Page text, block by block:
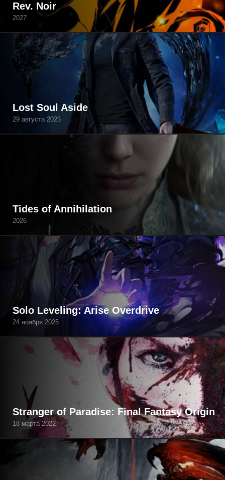
Rev. Noir
2027
Lost Soul Aside
29 августа 2025
Tides of Annihilation
2026
Solo Leveling: Arise Overdrive
24 ноября 2025
Stranger of Paradise: Final Fantasy Origin
18 марта 2022